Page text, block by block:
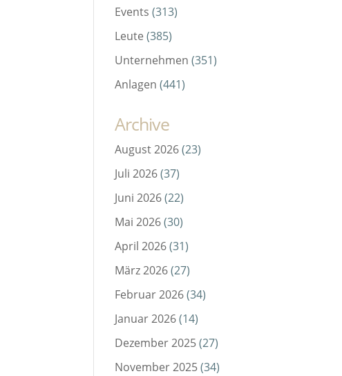
Events (313)
Leute (385)
Unternehmen (351)
Anlagen (441)
Archive
August 2026(23)
Juli 2026(37)
Juni 2026(22)
Mai 2026(30)
April 2026(31)
März 2026(27)
Februar 2026(34)
Januar 2026(14)
Dezember 2025(27)
November 2025(34)